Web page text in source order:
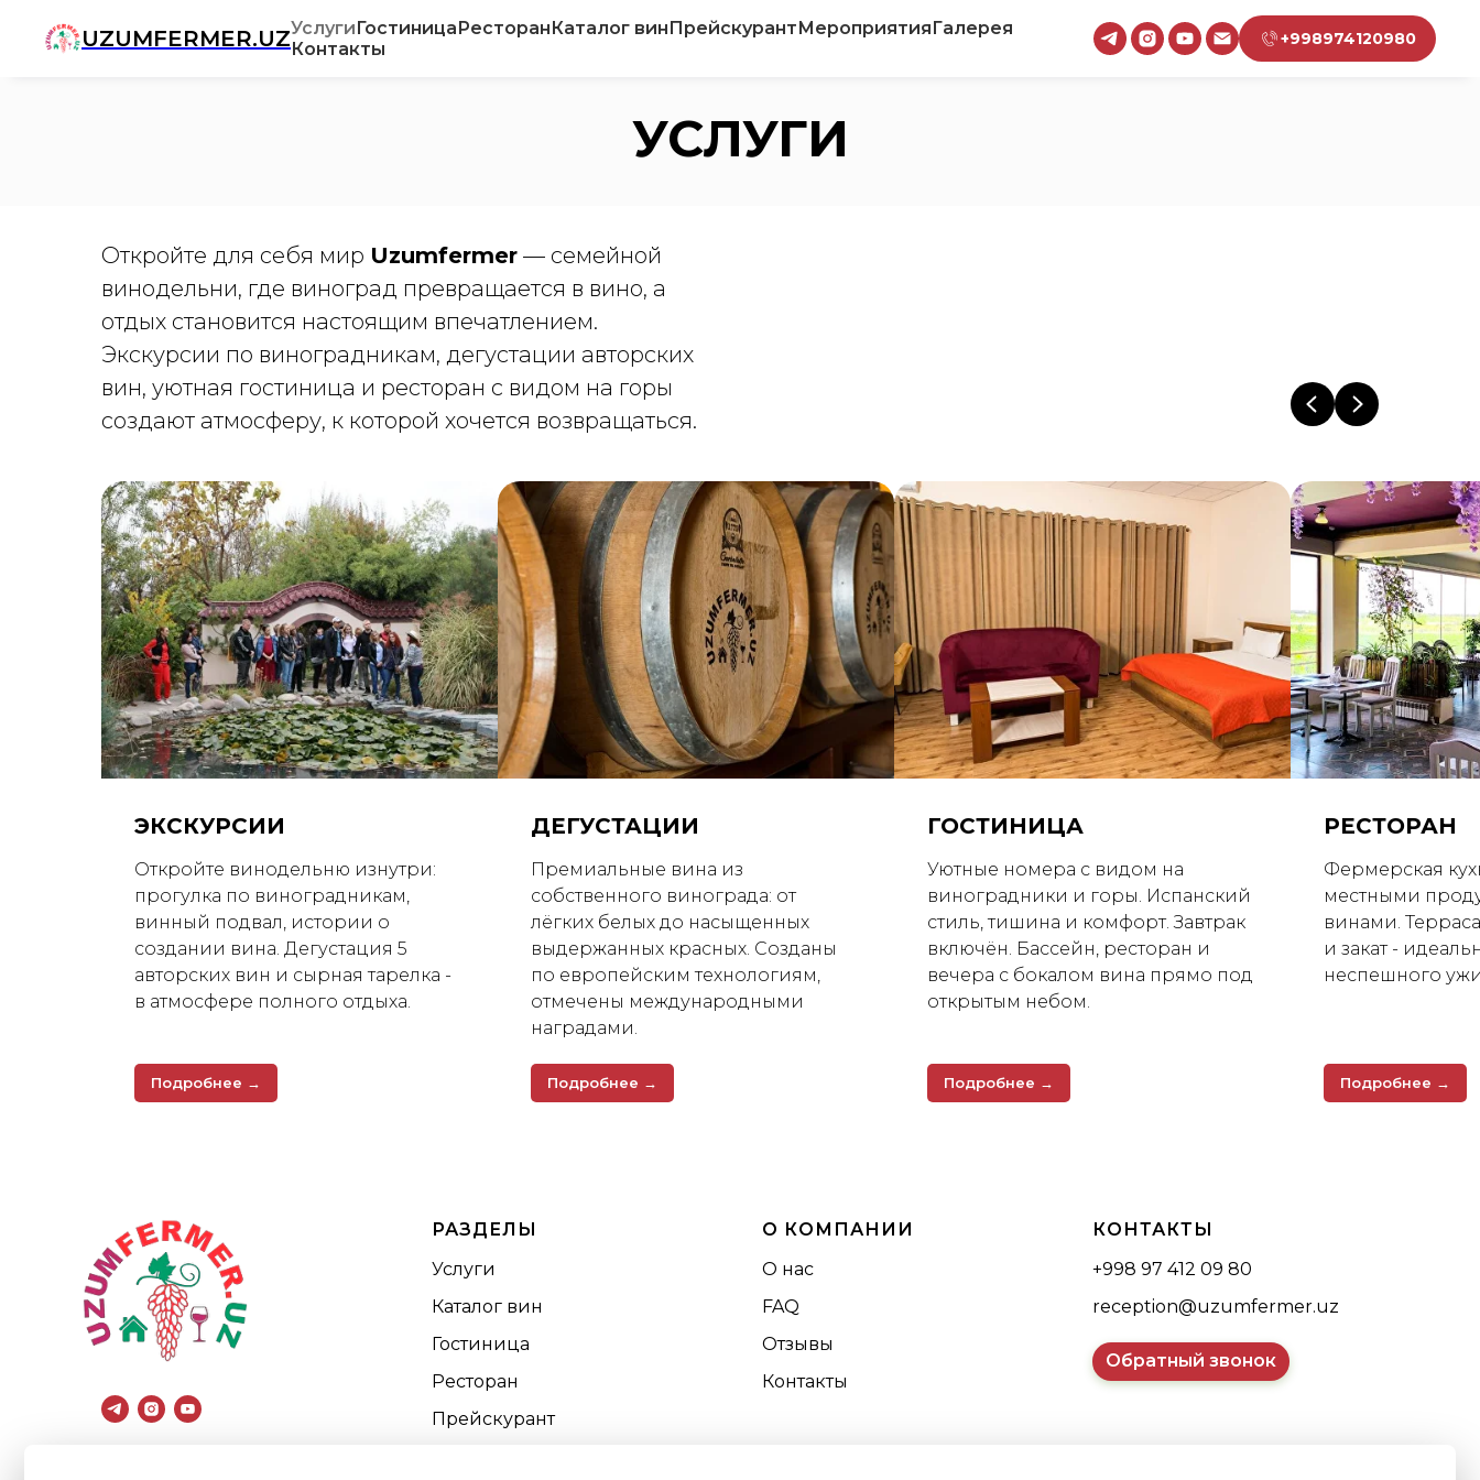
UZUMFERMER.UZУслугиГостиницаРесторанКаталог винПрейскурантМероприятияГалерея
Контакты
+998974120980
УСЛУГИ
Откройте для себя мир Uzumfermer — семейной
винодельни, где виноград превращается в вино, а
отдых становится настоящим впечатлением.
Экскурсии по виноградникам, дегустации авторских
вин, уютная гостиница и ресторан с видом на горы
создают атмосферу, к которой хочется возвращаться.
ЭКСКУРСИИ
Откройте винодельню изнутри:
прогулка по виноградникам,
винный подвал, истории о
создании вина. Дегустация 5
авторских вин и сырная тарелка -
в атмосфере полного отдыха.
Подробнее →
ДЕГУСТАЦИИ
Премиальные вина из
собственного винограда: от
лёгких белых до насыщенных
выдержанных красных. Созданы
по европейским технологиям,
отмечены международными
наградами.
Подробнее →
ГОСТИНИЦА
Уютные номера с видом на
виноградники и горы. Испанский
стиль, тишина и комфорт. Завтрак
включён. Бассейн, ресторан и
вечера с бокалом вина прямо под
открытым небом.
Подробнее →
РЕСТОРАН
Фермерская
местными
винами.
и закат -
неспешного
Подробнее →
РАЗДЕЛЫ
Услуги
Каталог вин
Гостиница
Ресторан
Прейскурант
О КОМПАНИИ
О нас
FAQ
Отзывы
Контакты
КОНТАКТЫ
+998 97 412 09 80
reception@uzumfermer.uz
Обратный звонок